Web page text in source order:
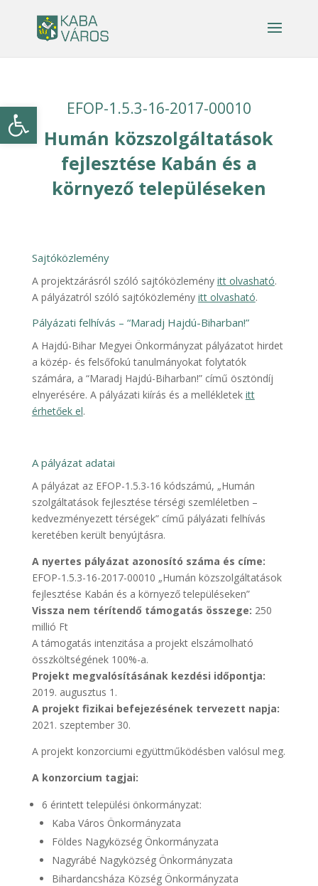
Eszköztár megnyitásaEFOP-1.5.3-16-2017-00010
Humán közszolgáltatások
fejlesztése Kabán és a
környező településeken
Sajtóközlemény
A projektzárásról szóló sajtóközlemény itt olvasható.
A pályázatról szóló sajtóközlemény itt olvasható.
Pályázati felhívás – “Maradj Hajdú-Biharban!”
A Hajdú-Bihar Megyei Önkormányzat pályázatot hirdet
a közép- és felsőfokú tanulmányokat folytatók
számára, a “Maradj Hajdú-Biharban!” című ösztöndíj
elnyerésére. A pályázati kiírás és a mellékletek itt
érhetőek el.
A pályázat adatai
A pályázat az EFOP-1.5.3-16 kódszámú, „Humán
szolgáltatások fejlesztése térségi szemléletben –
kedvezményezett térségek” című pályázati felhívás
keretében került benyújtásra.
A nyertes pályázat azonosító száma és címe:
EFOP-1.5.3-16-2017-00010 „Humán közszolgáltatások
fejlesztése Kabán és a környező településeken”
Vissza nem térítendő támogatás összege: 250
millió Ft
A támogatás intenzitása a projekt elszámolható
összköltségének 100%-a.
Projekt megvalósításának kezdési időpontja:
2019. augusztus 1.
A projekt fizikai befejezésének tervezett napja:
2021. szeptember 30.
A projekt konzorciumi együttműködésben valósul meg.
A konzorcium tagjai:
6 érintett települési önkormányzat:
Kaba Város Önkormányzata
Földes Nagyközség Önkormányzata
Nagyrábé Nagyközség Önkormányzata
Bihardancsháza Község Önkormányzata